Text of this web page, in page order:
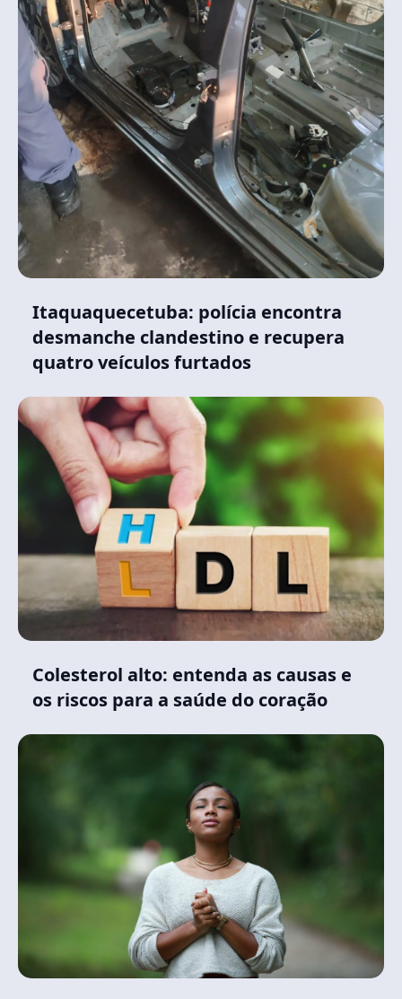
Itaquaquecetuba: polícia encontra
desmanche clandestino e recupera
quatro veículos furtados
Colesterol alto: entenda as causas e
os riscos para a saúde do coração